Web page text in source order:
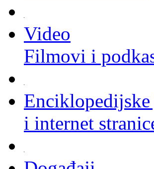
Video
Filmovi i
i internet